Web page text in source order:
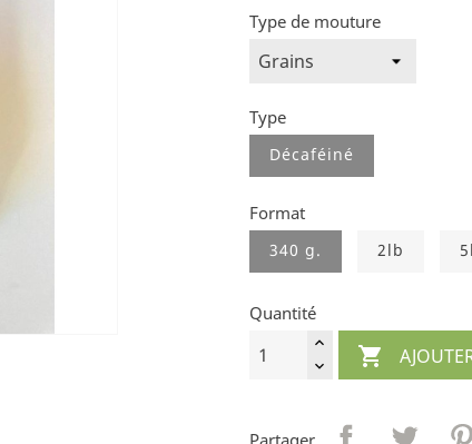
Type de mouture
Type
Décaféiné
Format
340 g. 2lb
Quantité
